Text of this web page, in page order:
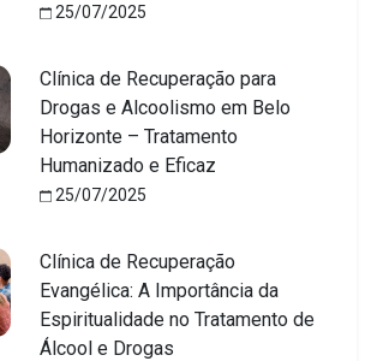
25/07/2025
Clínica de Recuperação para
Drogas e Alcoolismo em Belo
Horizonte – Tratamento
Humanizado e Eficaz
25/07/2025
Clínica de Recuperação
Evangélica: A Importância da
Espiritualidade no Tratamento de
Álcool e Drogas